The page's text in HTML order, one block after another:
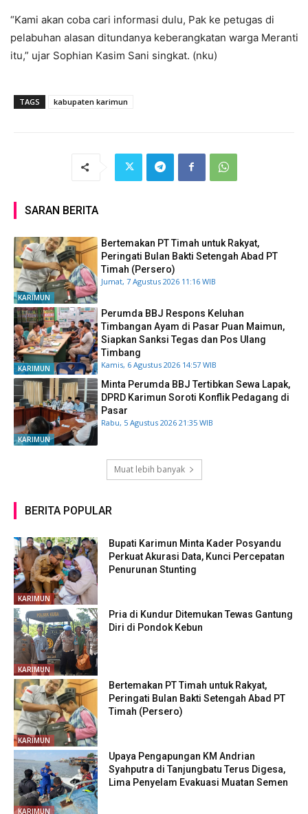
“Kami akan coba cari informasi dulu, Pak ke petugas di
pelabuhan alasan ditundanya keberangkatan warga Meranti
itu,” ujar Sophian Kasim Sani singkat. (nku)
TAGS kabupaten karimun
SARAN BERITA
KARIMUN
Bertemakan PT Timah untuk Rakyat,
Peringati Bulan Bakti Setengah Abad PT
Timah (Persero)
Jumat, 7 Agustus 2026 11:16 WIB
KARIMUN
Perumda BBJ Respons Keluhan
Timbangan Ayam di Pasar Puan Maimun,
Siapkan Sanksi Tegas dan Pos Ulang
Timbang
Kamis, 6 Agustus 2026 14:57 WIB
KARIMUN
Minta Perumda BBJ Tertibkan Sewa Lapak,
DPRD Karimun Soroti Konflik Pedagang di
Pasar
Rabu, 5 Agustus 2026 21:35 WIB
Muat lebih banyak
BERITA POPULAR
KARIMUN
Bupati Karimun Minta Kader Posyandu
Perkuat Akurasi Data, Kunci Percepatan
Penurunan Stunting
KARIMUN
Pria di Kundur Ditemukan Tewas Gantung
Diri di Pondok Kebun
KARIMUN
Bertemakan PT Timah untuk Rakyat,
Peringati Bulan Bakti Setengah Abad PT
Timah (Persero)
KARIMUN
Upaya Pengapungan KM Andrian
Syahputra di Tanjungbatu Terus Digesa,
Lima Penyelam Evakuasi Muatan Semen